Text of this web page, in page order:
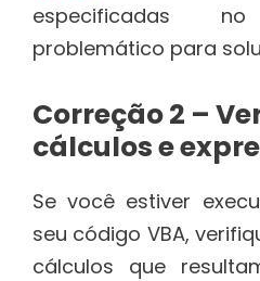
especificadas
problemático para
Correção 2 –
cálculos e
Se você estiver
seu código VBA,
cálculos que